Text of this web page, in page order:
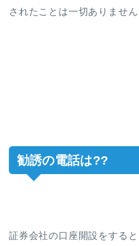
されたことは一切ありません
勧誘の電話は??
証券会社の口座開設をすると